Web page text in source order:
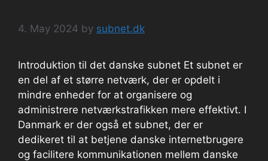
4. May 2024 by subnet.dk
Introduktion til det danske subnet Et subnet er
en del af et større netværk, der er opdelt i
mindre enheder for at organisere og
administrere netværkstrafikken mere effektivt. I
Danmark er der også et subnet, der er
dedikeret til at betjene danske internetbrugere
og facilitere kommunikationen mellem danske